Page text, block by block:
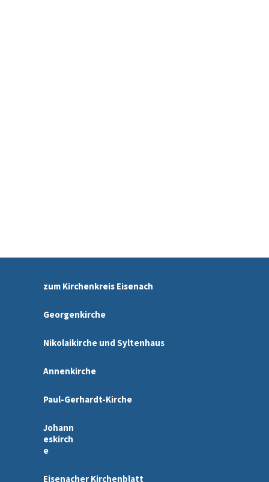
zum Kirchenkreis Eisenach
Georgenkirche
Nikolaikirche und Syltenhaus
Annenkirche
Paul-Gerhardt-Kirche
Johann
eskirch
e
Eisenacher Kirchenblatt